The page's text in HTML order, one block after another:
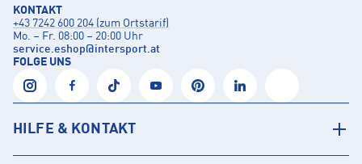
KONTAKT
+43 7242 600 204 (zum Ortstarif)
Mo. – Fr. 08:00 – 20:00 Uhr
service.eshop@intersport.at
FOLGE UNS
HILFE & KONTAKT